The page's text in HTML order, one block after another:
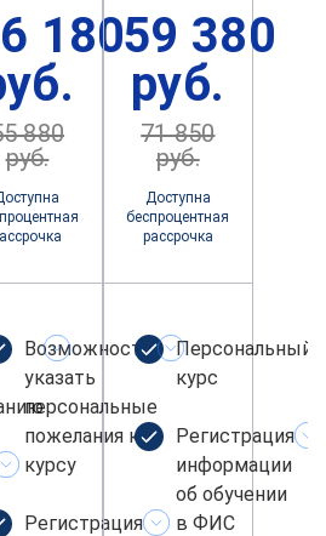
180
880
руб.
Возможность
указать
персональные
пожелания к
курсу
Регистрация
59 380
руб.
71 850
руб.
Доступна
беспроцентная
рассрочка
Персональный
курс
Регистрация
информации
об обучении
в ФИС